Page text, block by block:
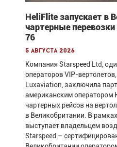
HeliFlite запускает в
чартерные перевозки
76
5 августа 2026
Компания Starspeed Ltd,
операторов VIP-
Luxaviation, заключила
американским оператором
чартерных рейсов на
в Великобритании. В
выступает владельцем
Starspeed –